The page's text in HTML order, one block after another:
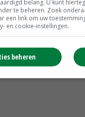
belang. U kunt
te beheren. Zoek
een link om uw
en cookie-instellingen.
beheren